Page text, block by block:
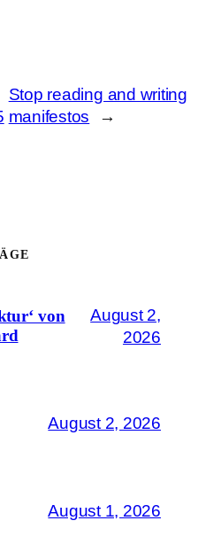
Stop reading and writing
manifestos
→
von
August 2,
2026
August 2, 2026
August 1, 2026